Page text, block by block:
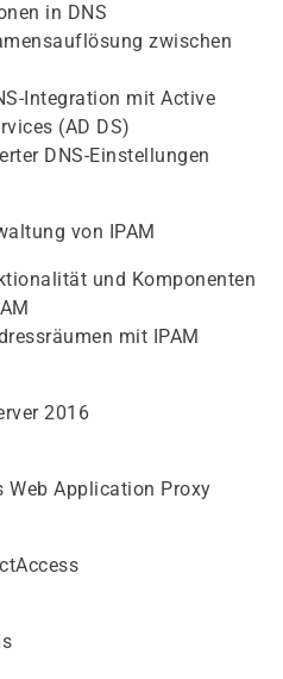
in DNS
zwischen
Integration mit Active
(AD DS)
DNS-Einstellungen
von IPAM
und Komponenten
mit IPAM
2016
Web Application Proxy